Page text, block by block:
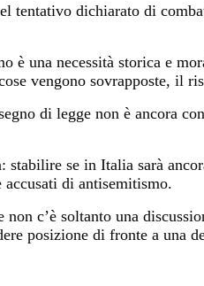
tentativo dichiarato di
è una necessità storica e
vengono sovrapposte, il
di legge non è ancora
stabilire se in Italia sarà
accusati di antisemitismo.
non c’è soltanto una
posizione di fronte a una